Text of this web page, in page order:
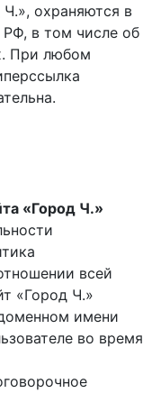
охраняются в
РФ, в том числе об
При любом
«Город Ч.»
всей
«Город Ч.»
имени
во время